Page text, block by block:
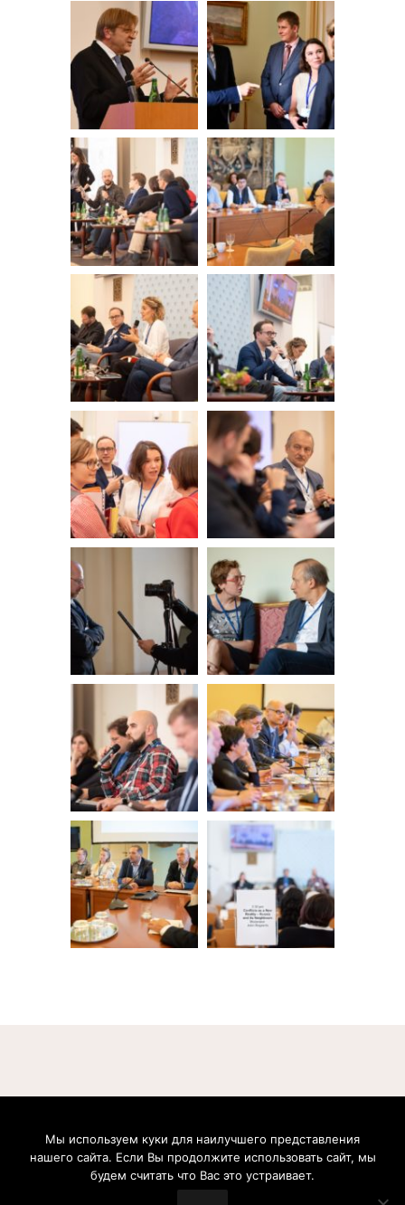
Boris Nemtsov Foundation for Freedom gGmbH. Postfach 20 09 37, 53139, Bonn, Germany.
Geschäftsführer: Zhanna Nemtsova, Anna Cherednichenko. Handelsregister: Amtsgericht
Bonn (Bonn Local Court). Registernummer: HRB 21991. Umsatzsteuer-Identifikationsnummer:
DE304695069. Inhaltlich verantwortlich: Zhanna Nemtsova, Anna Cherednichenko
Мы используем куки для наилучшего представления
нашего сайта. Если Вы продолжите использовать сайт, мы
будем считать что Вас это устраивает.